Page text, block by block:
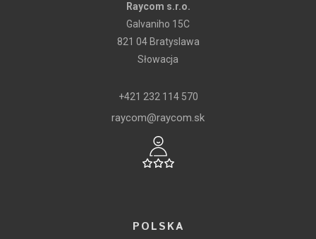
Raycom s.r.o.
Galvaniho 15C
821 04 Bratyslawa
Słowacja
+421 232 114 570
raycom@raycom.sk
POLSKA